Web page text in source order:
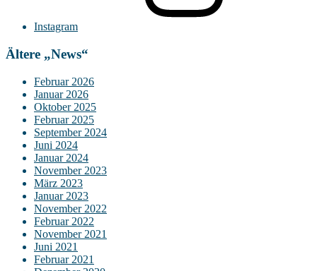
Instagram
Ältere „News“
Februar 2026
Januar 2026
Oktober 2025
Februar 2025
September 2024
Juni 2024
Januar 2024
November 2023
März 2023
Januar 2023
November 2022
Februar 2022
November 2021
Juni 2021
Februar 2021